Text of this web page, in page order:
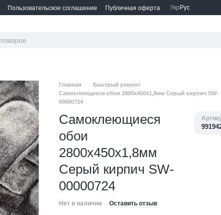
Пользовательское соглашение Публичная оферта Укр Рус
Главная
Быстрый ремонт
Самоклеющиеся обои 2800х450х1,8мм Серый кирпич SW-
00000724
Самоклеющиеся
обои
2800х450х1,8мм
Серый кирпич SW-
00000724
Нет в наличии Оставить отзыв